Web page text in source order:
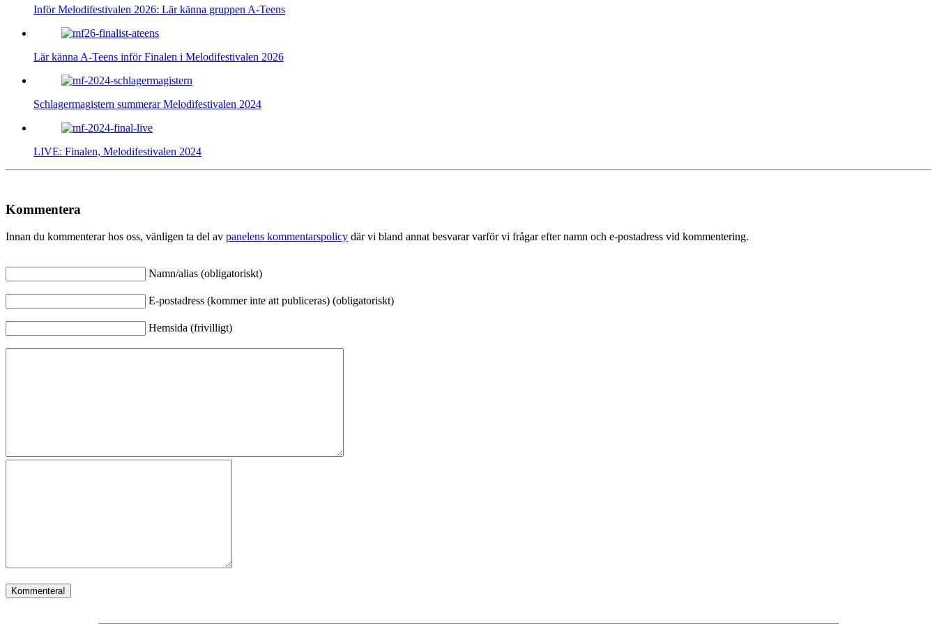
Inför Melodifestivalen 2026: Lär känna gruppen A-Teens
Lär känna A-Teens inför Finalen i Melodifestivalen 2026
Schlagermagistern summerar Melodifestivalen 2024
LIVE: Finalen, Melodifestivalen 2024
Kommentera
Innan du kommenterar hos oss, vänligen ta del av panelens kommentarspolicy där vi bland annat besvarar varför vi frågar efter namn och e-postadress vid kommentering.
Namn/alias (obligatoriskt)
E-postadress (kommer inte att publiceras) (obligatoriskt)
Hemsida (frivilligt)